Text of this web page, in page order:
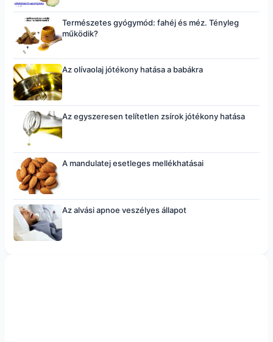
Természetes gyógymód: fahéj és méz. Tényleg
működik?
Az olívaolaj jótékony hatása a babákra
Az egyszeresen telítetlen zsírok jótékony hatása
A mandulatej esetleges mellékhatásai
Az alvási apnoe veszélyes állapot